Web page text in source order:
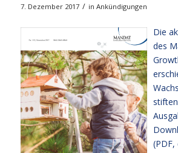
7. Dezember 2017 / in Ankündigungen
Die
des
(PDF,